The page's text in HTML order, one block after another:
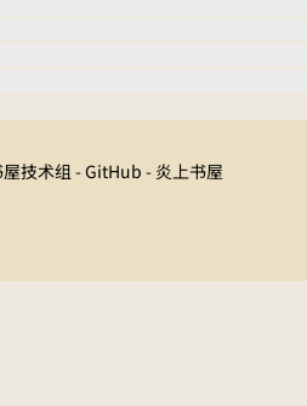
技术组 - GitHub - 炎上书屋